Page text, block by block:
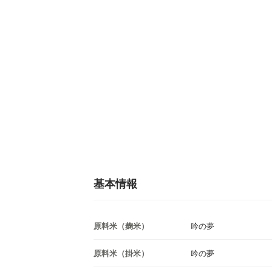
基本情報
原料米（麹米） 吟の夢
原料米（掛米） 吟の夢